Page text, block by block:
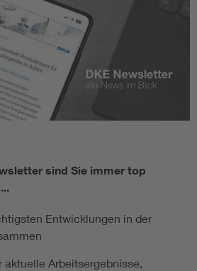
sind Sie immer top
Entwicklungen in der
aktuelle Arbeitsergebnisse,